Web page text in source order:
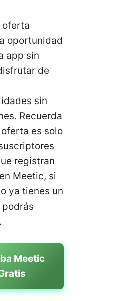
oferta
oportunidad
app sin
de
sin
Recuerda
es solo
registran
Meetic, si
ya tienes un
Meetic